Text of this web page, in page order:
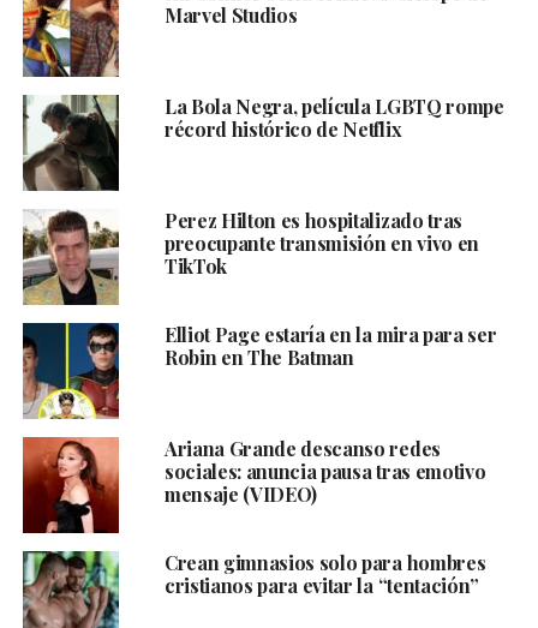
Marvel Studios
La Bola Negra, película LGBTQ rompe
récord histórico de Netflix
Perez Hilton es hospitalizado tras
preocupante transmisión en vivo en
TikTok
Elliot Page estaría en la mira para ser
Robin en The Batman
Ariana Grande descanso redes
sociales: anuncia pausa tras emotivo
mensaje (VIDEO)
Crean gimnasios solo para hombres
cristianos para evitar la “tentación”